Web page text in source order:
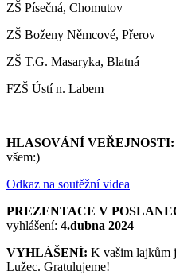
ZŠ Písečná, Chomutov
ZŠ Boženy Němcové, Přerov
ZŠ T.G. Masaryka, Blatná
FZŠ Ústí n. Labem
HLASOVÁNÍ VEŘEJNOSTI:
všem:)
Odkaz na soutěžní videa
PREZENTACE V
vyhlášení: 4.dubna 2024
VYHLÁŠENÍ: K vašim lajkům
Lužec. Gratulujeme!